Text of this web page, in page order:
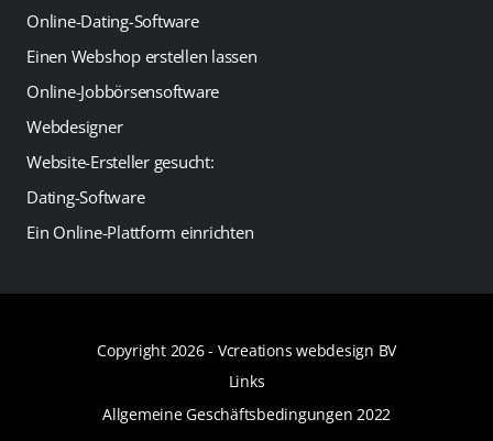
Online-Dating-Software
Einen Webshop erstellen lassen
Online-Jobbörsensoftware
Webdesigner
Website-Ersteller gesucht:
Dating-Software
Ein Online-Plattform einrichten
Copyright 2026 - Vcreations webdesign BV
Links
Allgemeine Geschäftsbedingungen 2022